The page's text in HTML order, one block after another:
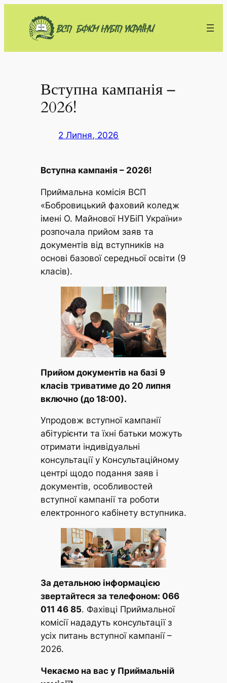
вмісту
Вступна кампанія –
2026!
2 Липня, 2026
Вступна кампанія – 2026!
Приймальна комісія ВСП
«Бобровицький фаховий коледж
імені О. Майнової НУБіП України»
розпочала прийом заяв та
документів від вступників на
основі базової середньої освіти (9
класів).
Прийом документів на базі 9
класів триватиме до 20 липня
включно (до 18:00).
Упродовж вступної кампанії
абітурієнти та їхні батьки можуть
отримати індивідуальні
консультації у Консультаційному
центрі щодо подання заяв і
документів, особливостей
вступної кампанії та роботи
електронного кабінету вступника.
За детальною інформацією
звертайтеся за телефоном: 066
011 46 85. Фахівці Приймальної
комісії нададуть консультації з
усіх питань вступної кампанії –
2026.
Чекаємо на вас у Приймальній